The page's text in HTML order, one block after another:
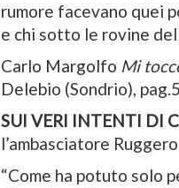
rumore facevano quei
e chi sotto le rovine
Carlo Margolfo Mi
Delebio (Sondrio),
SUI VERI INTENTI DI
l’ambasciatore
“Come ha potuto solo